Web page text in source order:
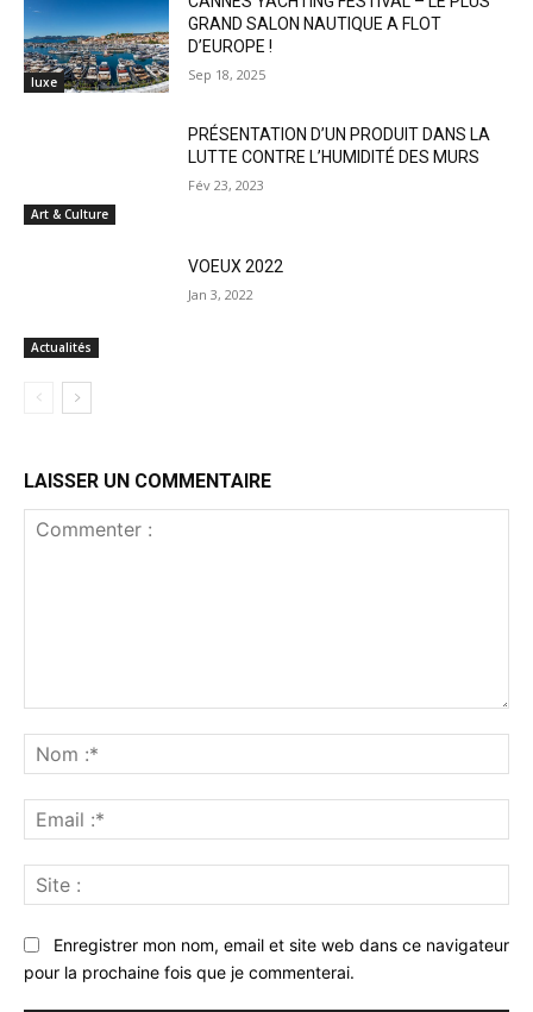
luxe
GRAND SALON NAUTIQUE A FLOT
D’EUROPE !
Sep 18, 2025
Art & Culture
PRÉSENTATION D’UN PRODUIT DANS LA
LUTTE CONTRE L’HUMIDITÉ DES MURS
Fév 23, 2023
Actualités
VOEUX 2022
Jan 3, 2022
LAISSER UN COMMENTAIRE
:*
:*
:
Enregistrer mon nom, email et site web dans ce navigateur
pour la prochaine fois que je commenterai.